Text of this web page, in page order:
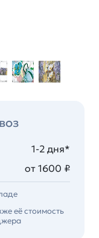
1-2 дня*
от 1600 ₽
её стоимость